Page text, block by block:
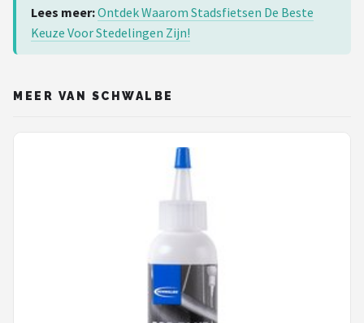
Lees meer:Ontdek Waarom Stadsfietsen De Beste
Keuze Voor Stedelingen Zijn!
MEER VAN SCHWALBE